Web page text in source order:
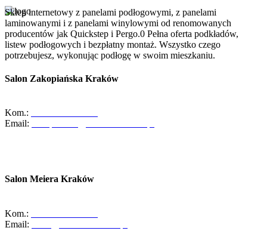
Sklep internetowy z panelami podłogowymi, z panelami
laminowanymi i z panelami winylowymi od renomowanych
producentów jak Quickstep i Pergo.0 Pełna oferta podkładów,
listew podłogowych i bezpłatny montaż. Wszystko czego
potrzebujesz, wykonując podłogę w swoim mieszkaniu.
Salon Zakopiańska Kraków
Kom.:
Email:
Salon Meiera Kraków
Kom.:
Email: